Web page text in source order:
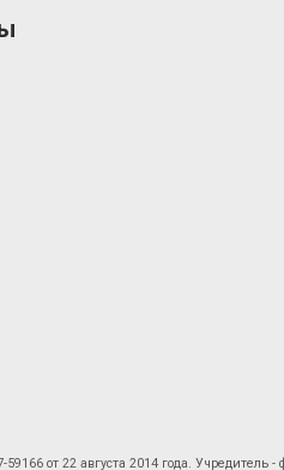
от 22 августа 2014 года. Учредитель -